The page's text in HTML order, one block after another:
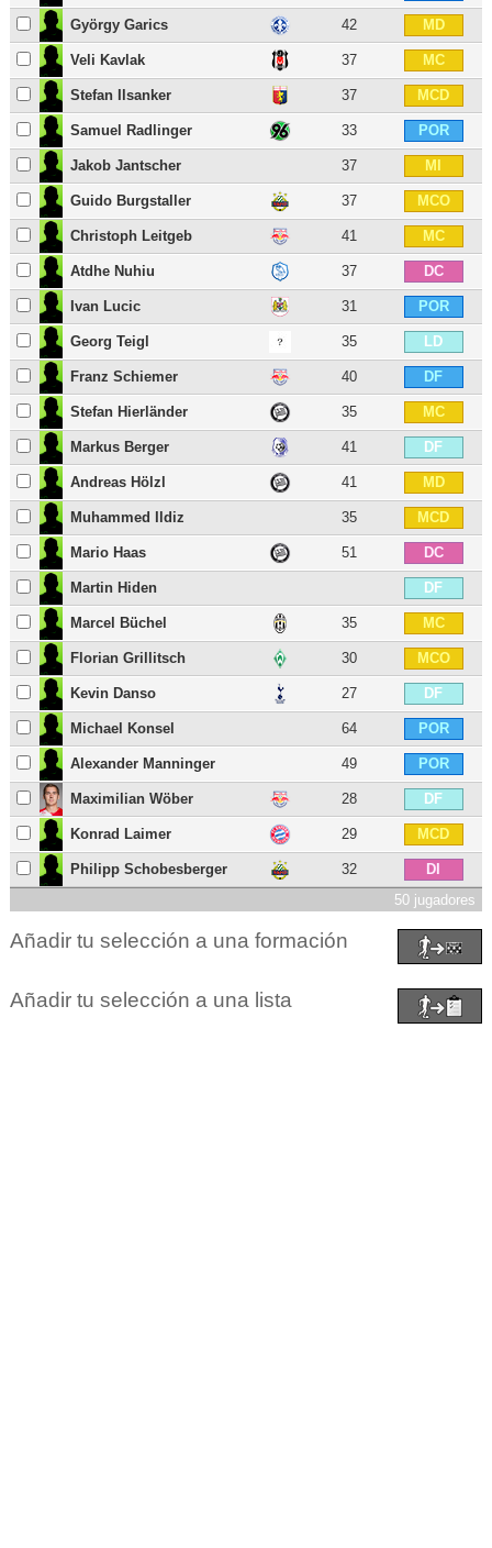
György Garics 42 MD
Veli Kavlak 37 MC
Stefan Ilsanker 37 MCD
Samuel Radlinger 33 POR
Jakob Jantscher 37 MI
Guido Burgstaller 37 MCO
Christoph Leitgeb 41 MC
Atdhe Nuhiu 37 DC
Ivan Lucic 31 POR
Georg Teigl 35 LD
Franz Schiemer 40 DF
Stefan Hierländer 35 MC
Markus Berger 41 DF
Andreas Hölzl 41 MD
Muhammed Ildiz 35 MCD
Mario Haas 51 DC
Martin Hiden DF
Marcel Büchel 35 MC
Florian Grillitsch 30 MCO
Kevin Danso 27 DF
Michael Konsel 64 POR
Alexander Manninger 49 POR
Maximilian Wöber 28 DF
Konrad Laimer 29 MCD
Philipp Schobesberger 32
DI
50 jugadores
Añadir tu selección a una formación
Añadir tu selección a una lista